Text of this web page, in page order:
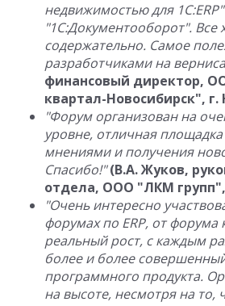
недвижимостью для
"1C:Документооборот".
содержательно. Самое
разработчиками на
финансовый директор,
квартал-Новосибирск", г.
"Форум организован на
уровне, отличная
мнениями и получения
Спасибо!" (В.А. Жуков,
отдела, ООО "ЛКМ
"Очень интересно
форумах по ERP, от
реальный рост, с каждым
более и более
программного продукта.
на высоте, несмотря на то,